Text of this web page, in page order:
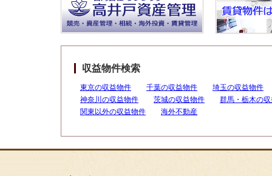
収益物件検索
東京の収益物件 千葉の収益物件
埼玉の収益物件
神奈川の収益物件
茨城の収益物件
群馬・栃木の
関東以外の収益物件
海外不動産